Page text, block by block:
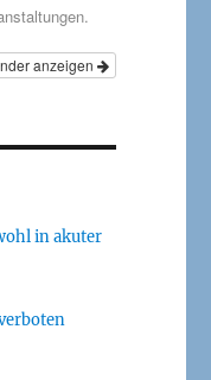
anzeigen
in akuter